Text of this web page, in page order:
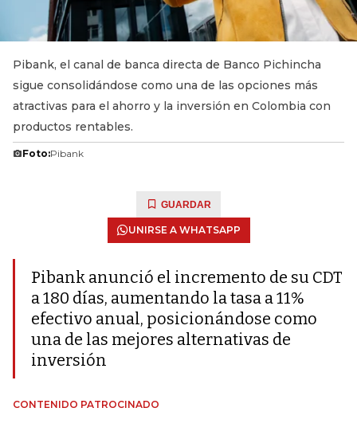
Pibank, el canal de banca directa de Banco Pichincha
sigue consolidándose como una de las opciones más
atractivas para el ahorro y la inversión en Colombia con
productos rentables.
Foto:Pibank
GUARDAR
UNIRSE A WHATSAPP
Pibank anunció el incremento de su CDT
a 180 días, aumentando la tasa a 11%
efectivo anual, posicionándose como
una de las mejores alternativas de
inversión
CONTENIDO PATROCINADO